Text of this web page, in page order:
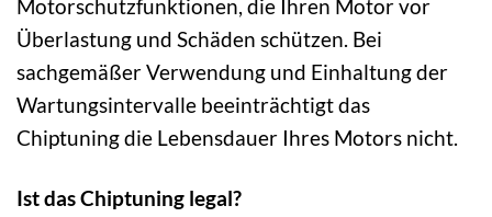
Motorschutzfunktionen, die Ihren Motor vor
Überlastung und Schäden schützen. Bei
sachgemäßer Verwendung und Einhaltung der
Wartungsintervalle beeinträchtigt das
Chiptuning die Lebensdauer Ihres Motors nicht.
Ist das Chiptuning legal?